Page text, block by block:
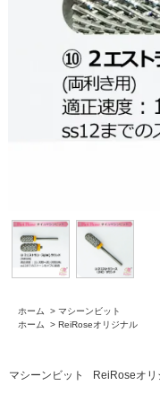
ホーム > マシーンビット
ホーム
> ReiRoseオリジナル
マシーンビット ReiRoseオリ